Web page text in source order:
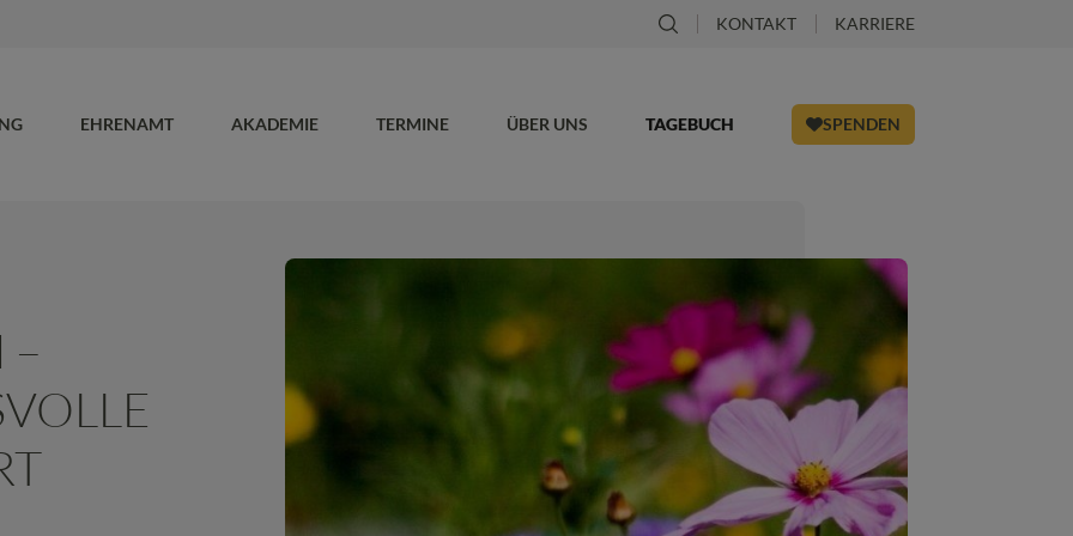
KONTAKT KARRIERE
EHRENAMT AKADEMIE TERMINE ÜBER UNS TAGEBUCH SPENDEN
–